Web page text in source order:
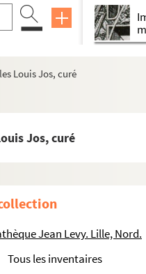
Louis Jos, curé
Jos, curé
Jean Levy. Lille, Nord.
Tous les inventaires